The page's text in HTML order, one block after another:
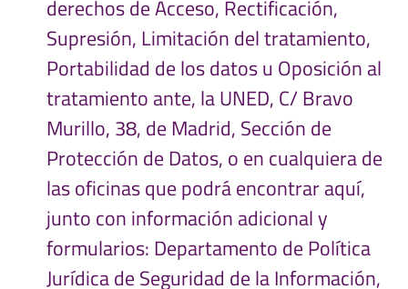
derechos de Acceso, Rectificación,
Supresión, Limitación del tratamiento,
Portabilidad de los datos u Oposición al
tratamiento ante, la UNED, C/ Bravo
Murillo, 38, de Madrid, Sección de
Protección de Datos, o en cualquiera de
las oficinas que podrá encontrar aquí,
junto con información adicional y
formularios: Departamento de Política
Jurídica de Seguridad de la Información,